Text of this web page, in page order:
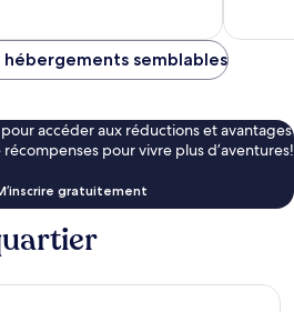
hébergements semblables
accéder aux réductions et avantages
pour vivre plus d’aventures!
gratuitement